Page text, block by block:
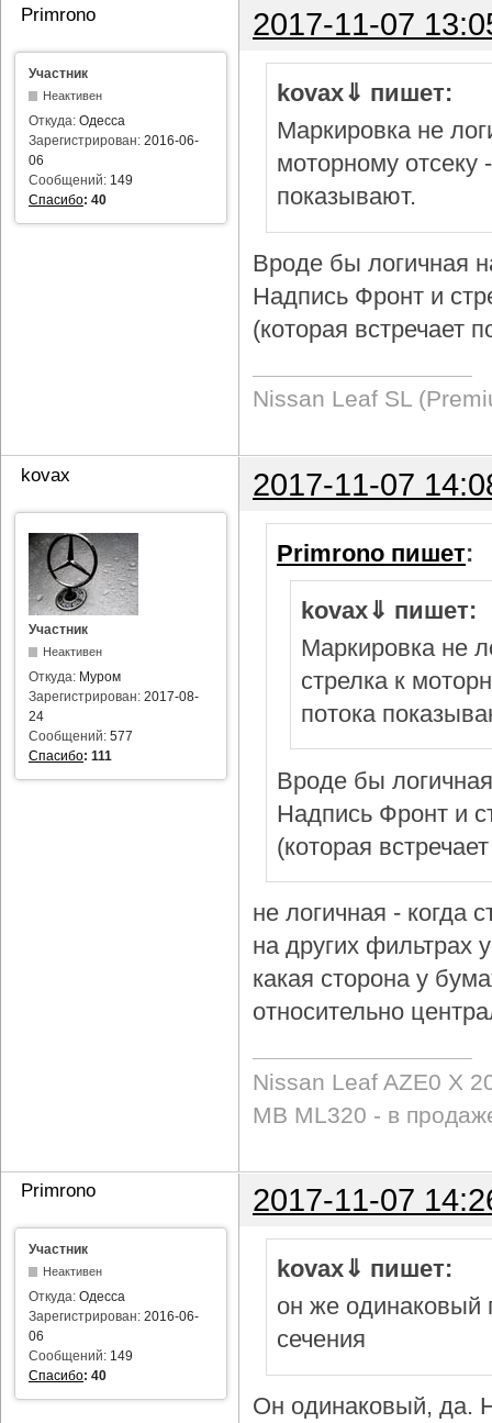
Primrono 2017-11-07
Участник
Неактивен
Откуда: Одесса
Зарегистрирован: 2016-06-
06
Сообщений: 149
Спасибо: 40
kovax⇓ пишет:
Маркировка не
моторному отсеку
показывают.
Вроде бы логичная
Надпись Фронт и
(которая встречает
Nissan Leaf SL
kovax 2017-11-07
Участник
Неактивен
Откуда: Муром
Зарегистрирован: 2017-08-
24
Сообщений: 577
Спасибо: 111
Primrono пишет:
kovax⇓ пишет:
Маркировка не
стрелка к
потока
Вроде бы
Надпись Фронт и
(которая
не логичная - когда
на других фильтрах
какая сторона у
относительно
Nissan Leaf AZE0 X
MB ML320 - в
Primrono 2017-11-07
Участник
Неактивен
Откуда: Одесса
Зарегистрирован: 2016-06-
06
Сообщений: 149
Спасибо: 40
kovax⇓ пишет:
он же одинаковый
сечения
Он одинаковый, да.